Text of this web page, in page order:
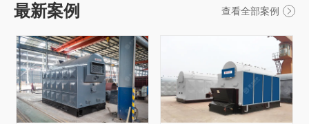
最新案例 查看全部案例